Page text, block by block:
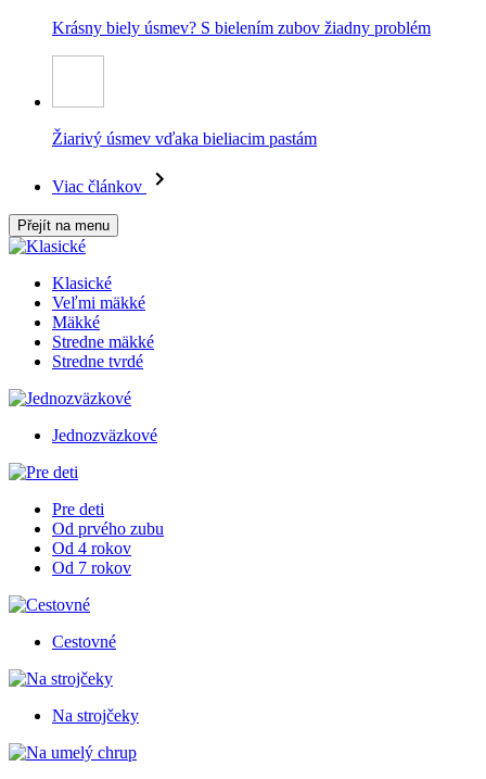
Krásny biely úsmev? S bielením zubov žiadny problém
Žiarivý úsmev vďaka bieliacim pastám
Viac článkov
Přejít na menu
Klasické
Veľmi mäkké
Mäkké
Stredne mäkké
Stredne tvrdé
Jednozväzkové
Pre deti
Od prvého zubu
Od 4 rokov
Od 7 rokov
Cestovné
Na strojčeky